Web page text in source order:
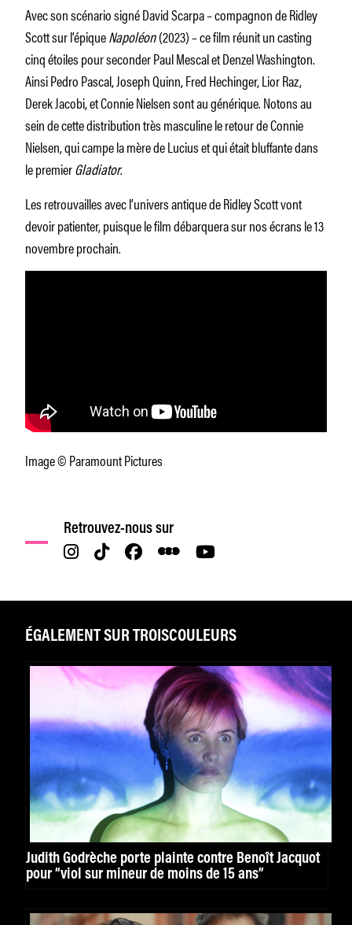
Avec son scénario signé David Scarpa – compagnon de Ridley
Scott sur l’épiqueNapoléon(2023) – ce film réunit un casting
cinq étoiles pour seconder Paul Mescal et Denzel Washington.
Ainsi Pedro Pascal, Joseph Quinn, Fred Hechinger, Lior Raz,
Derek Jacobi, et Connie Nielsen sont au générique. Notons au
sein de cette distribution très masculine le retour de Connie
Nielsen, qui campe la mère de Lucius et qui était bluffante dans
le premierGladiator.
Les retrouvailles avec l’univers antique de Ridley Scott vont
devoir patienter, puisque le film débarquera sur nos écrans le 13
novembre prochain.
Image © Paramount Pictures
Retrouvez-nous sur
ÉGALEMENT SUR TROISCOULEURS
Judith Godrèche porte plainte contre Benoît Jacquot
pour “viol sur mineur de moins de 15 ans”